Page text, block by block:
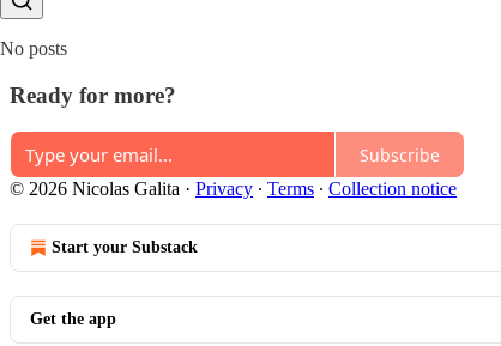
No posts
Ready for more?
Subscribe
© 2026 Nicolas Galita · Privacy ∙ Terms ∙ Collection notice
Start your Substack
Get the app